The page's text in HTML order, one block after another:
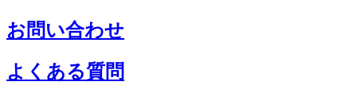
お問い合わせ
よくある質問